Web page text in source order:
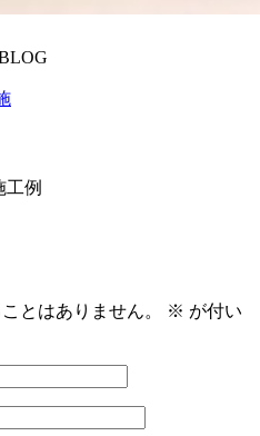
工例
とはありません。 ※ が付い